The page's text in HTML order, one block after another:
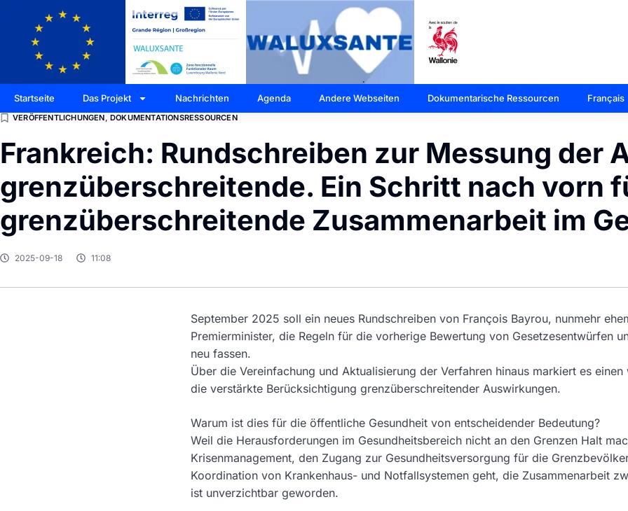
Startseite Das Projekt Nachrichten Agenda Andere Webseiten Dokumentarische Ressourcen Français
VERÖFFENTLICHUNGEN,DOKUMENTATIONSRESSOURCEN
Frankreich: Rundschreiben zur Messung der
grenzüberschreitende. Ein Schritt nach vorn
grenzüberschreitende Zusammenarbeit im
2025-09-18 11:08
September 2025 soll ein neues Rundschreiben von François Bayrou, nunmehr
Premierminister, die Regeln für die vorherige Bewertung von Gesetzesentwürfen
neu fassen.
Über die Vereinfachung und Aktualisierung der Verfahren hinaus markiert es
die verstärkte Berücksichtigung grenzüberschreitender Auswirkungen.
Warum ist dies für die öffentliche Gesundheit von entscheidender Bedeutung?
Weil die Herausforderungen im Gesundheitsbereich nicht an den Grenzen Halt
Krisenmanagement, den Zugang zur Gesundheitsversorgung für die
Koordination von Krankenhaus- und Notfallsystemen geht, die Zusammenarbeit
ist unverzichtbar geworden.